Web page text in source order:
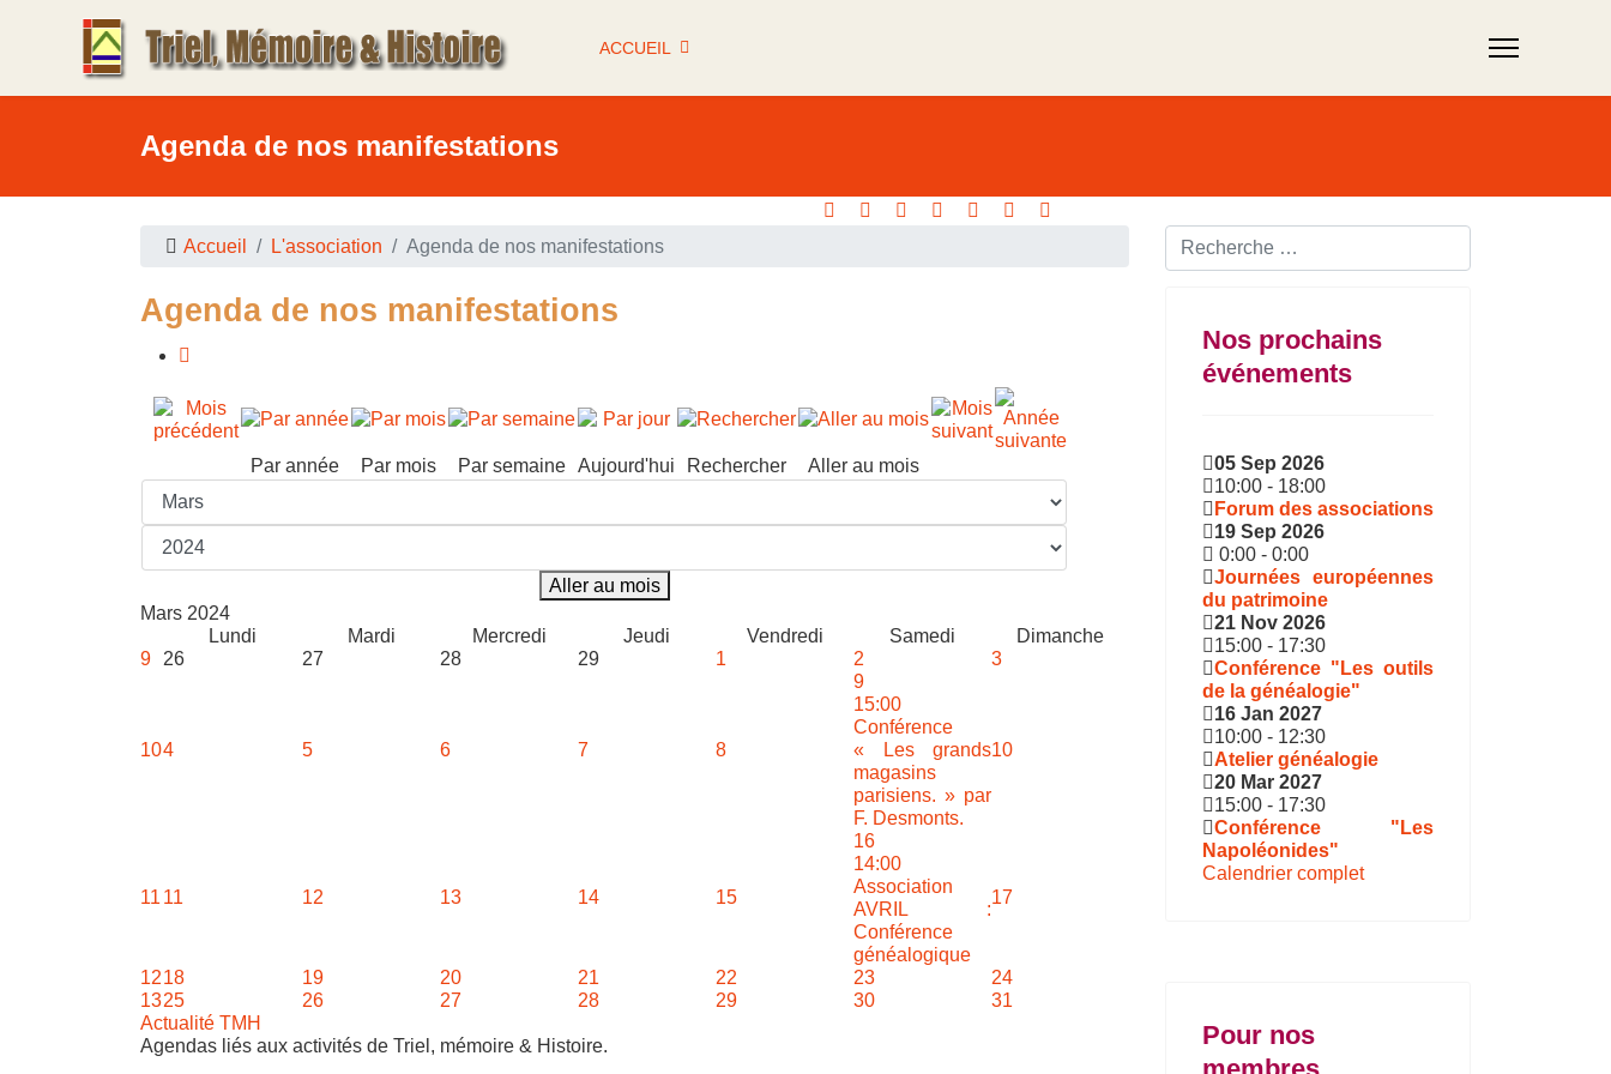
ACCUEIL
Agenda de nos manifestations
Accueil L'association Agenda de nos manifestations
Rechercher ...
Agenda de nos manifestations
Par année Par mois Par semaine Aujourd'hui Rechercher Aller au mois
Aller au mois
Mars 2024
Lundi
Mardi Mercredi Jeudi Vendredi Samedi
Dimanche
9
26 27 28 29 1 2 3
104 5 6 7 8
9
15:00
Conférence
« Les grands
magasins
parisiens. » par
F. Desmonts.
10
11 11 12 13 14 15
16
14:00
Association
AVRIL :
Conférence
généalogique
17
1218 19 20 21 22 23
24
1325 26 27 28 29 30
31
Actualité TMH
Agendas liés aux activités de Triel, mémoire & Histoire.
Nos prochains
événements
05 Sep 2026
10:00 - 18:00
Forum des associations
19 Sep 2026
0:00 - 0:00
Journées européennes
du patrimoine
21 Nov 2026
15:00 - 17:30
Conférence "Les outils
de la généalogie"
16 Jan 2027
10:00 - 12:30
Atelier généalogie
20 Mar 2027
15:00 - 17:30
Conférence "Les
Napoléonides"
Calendrier complet
Pour nos